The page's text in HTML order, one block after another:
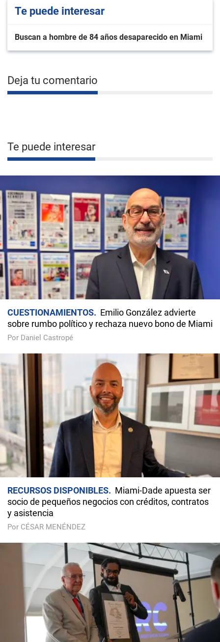
Te puede interesar
Buscan a hombre de 84 años desaparecido en Miami
Deja tu comentario
Te puede interesar
CUESTIONAMIENTOS
Emilio González advierte
sobre rumbo político y rechaza nuevo bono de Miami
Por Daniel Castropé
RECURSOS DISPONIBLES
Miami-Dade apuesta ser
socio de pequeños negocios con créditos, contratos
y asistencia
Por CÉSAR MENÉNDEZ